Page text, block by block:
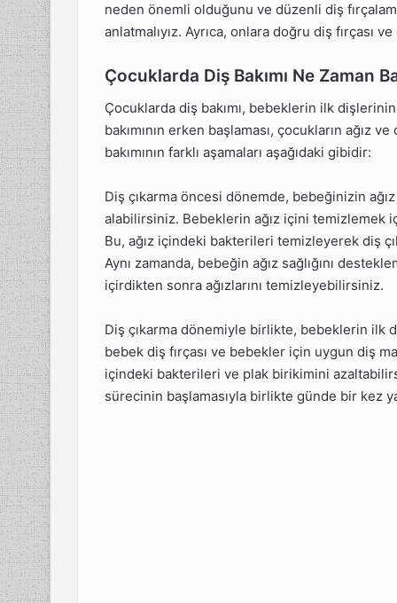
neden önemli olduğunu ve düzenli diş
anlatmalıyız. Ayrıca, onlara doğru diş
Çocuklarda Diş Bakımı Ne Zaman
Çocuklarda diş bakımı, bebeklerin ilk
bakımının erken başlaması, çocukların ağız
bakımının farklı aşamaları aşağıdaki gibidir:
Diş çıkarma öncesi dönemde, bebeğinizin
alabilirsiniz. Bebeklerin ağız içini temizlemek
Bu, ağız içindeki bakterileri temizleyerek diş
Aynı zamanda, bebeğin ağız sağlığını
içirdikten sonra ağızlarını temizleyebilirsiniz.
Diş çıkarma dönemiyle birlikte, bebeklerin ilk
bebek diş fırçası ve bebekler için uygun diş
içindeki bakterileri ve plak birikimini
sürecinin başlamasıyla birlikte günde bir kez